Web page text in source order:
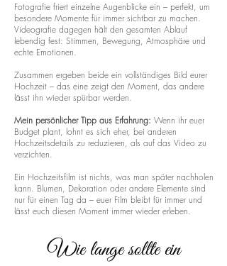
Fotografie friert einzelne Augenblicke ein – perfekt, um
besondere Momente für immer sichtbar zu machen.
Videografie dagegen hält den gesamten Ablauf
lebendig fest: Stimmen, Bewegung, Atmosphäre und
echte Emotionen.
Zusammen ergeben beide ein vollständiges Bild eurer
Hochzeit – das eine zeigt den Moment, das andere
lässt ihn wieder spürbar werden.
Mein persönlicher Tipp aus Erfahrung: Wenn ihr euer
Budget plant, lohnt es sich eher, bei anderen
Hochzeitsdetails zu reduzieren, als auf das Video zu
verzichten.
Ein Hochzeitsfilm ist nichts, was man später nachholen
kann. Blumen, Dekoration oder andere Elemente sind
nur für einen Tag da – euer Film bleibt für immer und
lässt euch diesen Moment immer wieder erleben.
Wie lange sollte ein